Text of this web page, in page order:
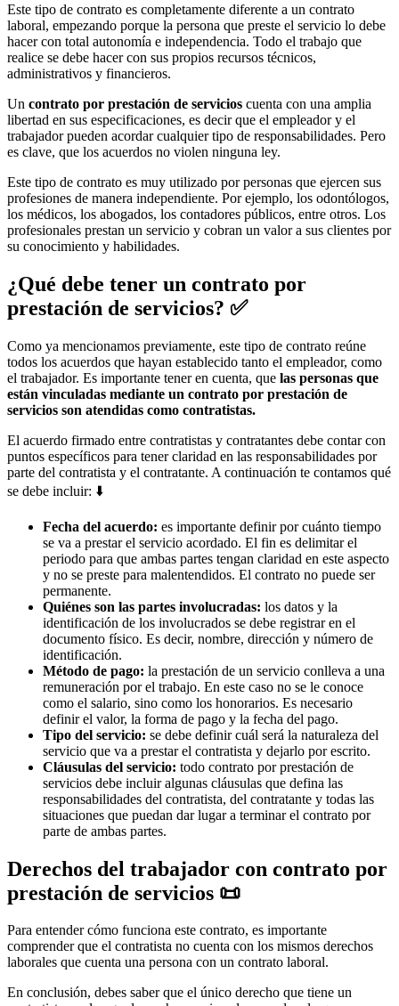
Este tipo de contrato es completamente diferente a un contrato
laboral, empezando porque la persona que preste el servicio lo debe
hacer con total autonomía e independencia. Todo el trabajo que
realice se debe hacer con sus propios recursos técnicos,
administrativos y financieros.
Un contrato por prestación de servicios cuenta con una amplia
libertad en sus especificaciones, es decir que el empleador y el
trabajador pueden acordar cualquier tipo de responsabilidades. Pero
es clave, que los acuerdos no violen ninguna ley.
Este tipo de contrato es muy utilizado por personas que ejercen sus
profesiones de manera independiente. Por ejemplo, los odontólogos,
los médicos, los abogados, los contadores públicos, entre otros. Los
profesionales prestan un servicio y cobran un valor a sus clientes por
su conocimiento y habilidades.
¿Qué debe tener un contrato por
prestación de servicios? ✅
Como ya mencionamos previamente, este tipo de contrato reúne
todos los acuerdos que hayan establecido tanto el empleador, como
el trabajador. Es importante tener en cuenta, que las personas que
están vinculadas mediante un contrato por prestación de
servicios son atendidas como contratistas.
El acuerdo firmado entre contratistas y contratantes debe contar con
puntos específicos para tener claridad en las responsabilidades por
parte del contratista y el contratante. A continuación te contamos qué
se debe incluir: ⬇️
Fecha del acuerdo: es importante definir por cuánto tiempo
se va a prestar el servicio acordado. El fin es delimitar el
periodo para que ambas partes tengan claridad en este aspecto
y no se preste para malentendidos. El contrato no puede ser
permanente.
Quiénes son las partes involucradas: los datos y la
identificación de los involucrados se debe registrar en el
documento físico. Es decir, nombre, dirección y número de
identificación.
Método de pago: la prestación de un servicio conlleva a una
remuneración por el trabajo. En este caso no se le conoce
como el salario, sino como los honorarios. Es necesario
definir el valor, la forma de pago y la fecha del pago.
Tipo del servicio: se debe definir cuál será la naturaleza del
servicio que va a prestar el contratista y dejarlo por escrito.
Cláusulas del servicio: todo contrato por prestación de
servicios debe incluir algunas cláusulas que defina las
responsabilidades del contratista, del contratante y todas las
situaciones que puedan dar lugar a terminar el contrato por
parte de ambas partes.
Derechos del trabajador con contrato por
prestación de servicios 📜
Para entender cómo funciona este contrato, es importante
comprender que el contratista no cuenta con los mismos derechos
laborales que cuenta una persona con un contrato laboral.
En conclusión, debes saber que el único derecho que tiene un